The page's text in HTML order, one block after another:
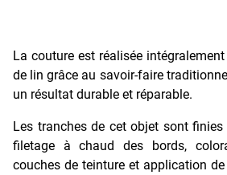
La couture est réalisée
de lin grâce au savoir-faire
un résultat durable et réparable.
Les tranches de cet objet sont finies
filetage à chaud des bords,
couches de teinture et application